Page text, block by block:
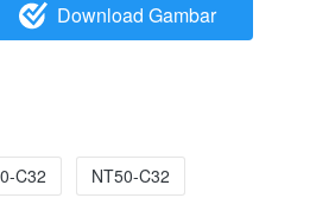
` Download Gambar
C32
NT50-C32